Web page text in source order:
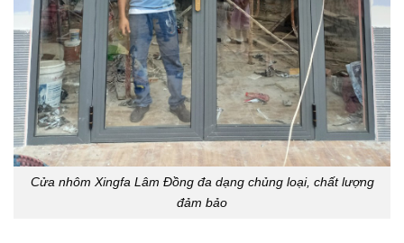
Cửa nhôm Xingfa Lâm Đồng đa dạng chủng loại, chất lượng
đảm bảo